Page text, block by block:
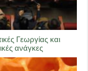
Γεωργίας και
ανάγκες